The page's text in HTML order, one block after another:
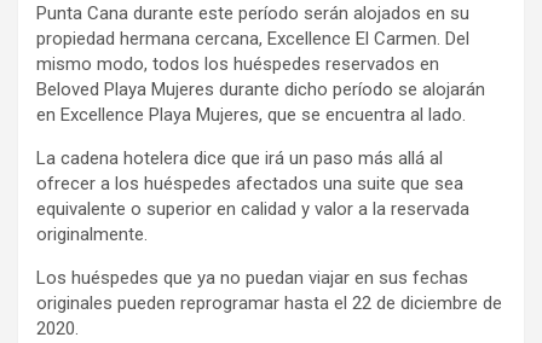
Punta Cana durante este período serán alojados en su
propiedad hermana cercana, Excellence El Carmen. Del
mismo modo, todos los huéspedes reservados en
Beloved Playa Mujeres durante dicho período se alojarán
en Excellence Playa Mujeres, que se encuentra al lado.
La cadena hotelera dice que irá un paso más allá al
ofrecer a los huéspedes afectados una suite que sea
equivalente o superior en calidad y valor a la reservada
originalmente.
Los huéspedes que ya no puedan viajar en sus fechas
originales pueden reprogramar hasta el 22 de diciembre de
2020.